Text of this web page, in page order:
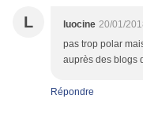
L luocine 20/01/
pas trop polar
auprès des blogs
Répondre